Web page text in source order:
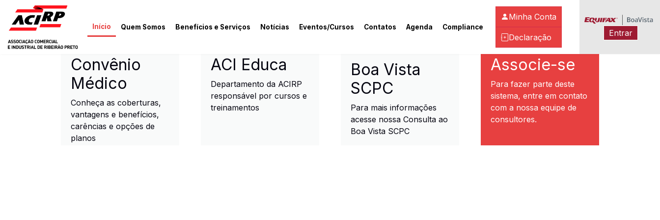
Pular para o conteúdo principal
Início Quem Somos Benefícios e Serviços Notícias Eventos/Cursos Contatos Agenda Compliance
Minha Conta
Declaração Entrar
ACIRP - Associação Comercial e Industrial de Ribeirão Preto
Convênio
Médico
Conheça as coberturas,
vantagens e benefícios,
carências e opções de
planos
ACI Educa
Departamento da ACIRP
responsável por cursos e
treinamentos
Boa Vista
SCPC
Para mais informações
acesse nossa Consulta ao
Boa Vista SCPC
Associe-se
Para fazer parte deste
sistema, entre em contato
com a nossa equipe de
consultores.